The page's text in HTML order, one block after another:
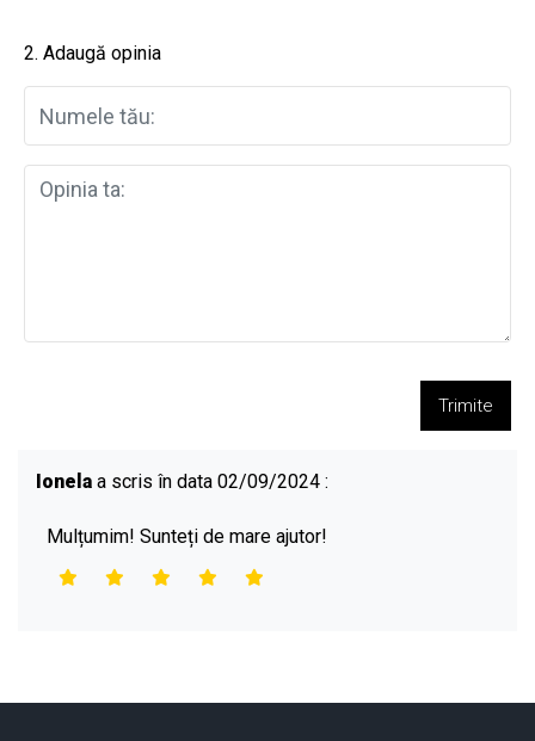
2. Adaugă opinia
Trimite
Ionela a scris în data 02/09/2024 :
Mulțumim! Sunteți de mare ajutor!